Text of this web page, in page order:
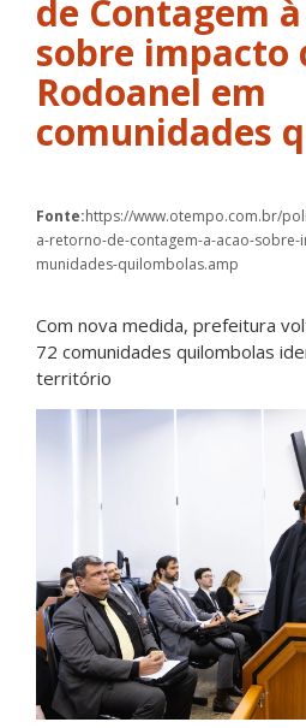
de Contagem
sobre impacto
Rodoanel em
comunidades
Fonte:https://www.otempo.com.br/
a-retorno-de-contagem-a-acao-
munidades-quilombolas.amp
Com nova medida, prefeitura
72 comunidades quilombolas
território